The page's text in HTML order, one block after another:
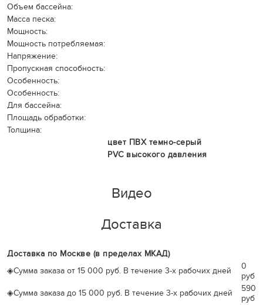
Объем бассейна:
Масса песка:
Мощность:
Мощность потребляемая:
Напряжение:
Пропускная способность:
Особенность:
Особенность:
Для бассейна:
Площадь обработки:
Толщина:
цвет ПВХ темно-серый
PVC высокого давления
Видео
Доставка
Доставка по Москве (в пределах МКАД)
◈Сумма заказа от 15 000 руб. В течение 3-х рабочих дней
0
руб
◈Сумма заказа до 15 000 руб. В течение 3-х рабочих дней
590
руб